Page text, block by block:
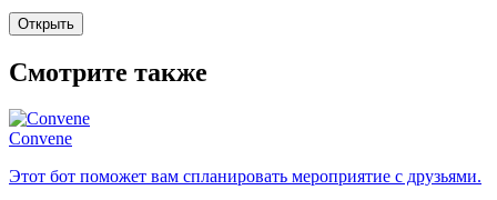
Открыть
Смотрите также
Convene
Этот бот поможет вам спланировать мероприятие с друзьями.